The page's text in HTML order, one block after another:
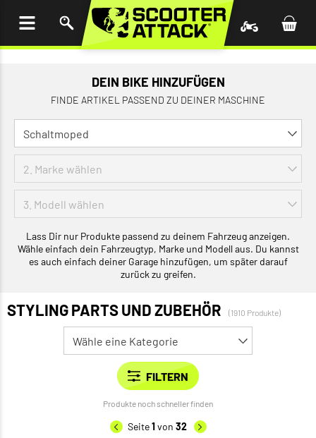
DEIN BIKE HINZUFÜGEN
FINDE ARTIKEL PASSEND ZU DEINER MASCHINE
Lass Dir nur Produkte passend zu deinem Fahrzeug anzeigen.
Wähle einfach dein Fahrzeugtyp, Marke und Modell aus. Du kannst
es auch einfach deiner Garage hinzufügen, um später darauf
zurück zu greifen.
STYLING PARTS UND ZUBEHÖR (1910 Produkte)
Produkte noch schneller finden
Seite 1 von 32